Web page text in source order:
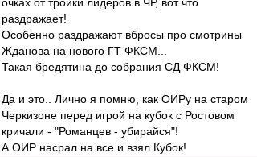
раздражает!
Особенно раздражают вбросы про смотрины
Жданова на нового ГТ ФКСМ...
Такая бредятина до собрания СД ФКСМ!
Да и это.. Лично я помню, как ОИРу на старом
Черкизоне перед игрой на кубок с Ростовом
кричали - "Романцев - убирайся"!
А ОИР насрал на все и взял Кубок!